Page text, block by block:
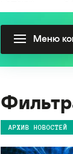
Меню
АРХИВ НОВОСТЕЙ